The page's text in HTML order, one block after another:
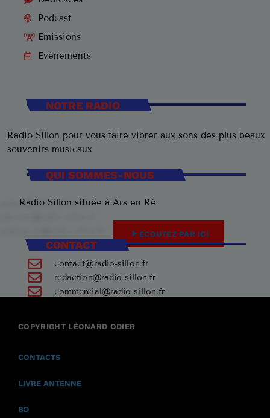
Podcast
Emissions
Evènements
NOTRE RADIO
Radio Sillon pour vous faire vibrer aux sons des plus beaux
souvenirs musicaux
play_arrow ECOUTEZ PAR ICI
QUI SOMMES-NOUS
Radio Sillon située à Ars en Ré
CONTACT
+33 7 45 23 74 84
contact@radio-sillon.fr
redaction@radio-sillon.fr
commercial@radio-sillon.fr
COPYRIGHT LÉONARD ODIER
CONTACTS
LIVRE ANTENNE
BD